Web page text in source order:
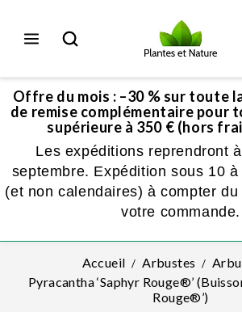
Offre du mois : –30 % sur toute
de remise complémentaire pour
supérieure à 350 € (hors
Les expéditions reprendront
septembre. Expédition sous 10
(et non calendaires) à compter
votre commande.
Accueil Arbustes
Pyracantha ‘Saphyr Rouge®’
Rouge®’)